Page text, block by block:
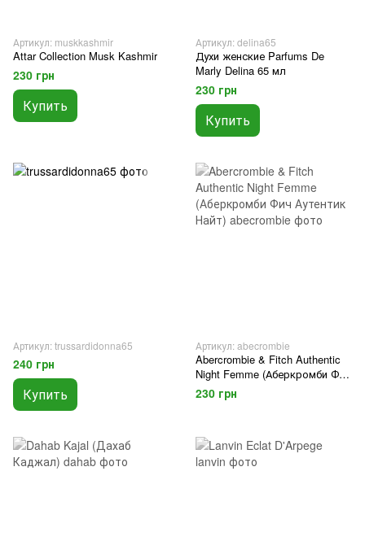
Артикул: muskkashmir
Attar Collection Musk Kashmir
230 грн
Купить
Артикул: delina65
Духи женские Parfums De
Marly Delina 65 мл
230 грн
Купить
Артикул: trussardidonna65
240 грн
Купить
Артикул: abecrombie
Abercrombie & Fitch Authentic
Night Femme (Аберкромби Фич
Аутентик Найт)
230 грн